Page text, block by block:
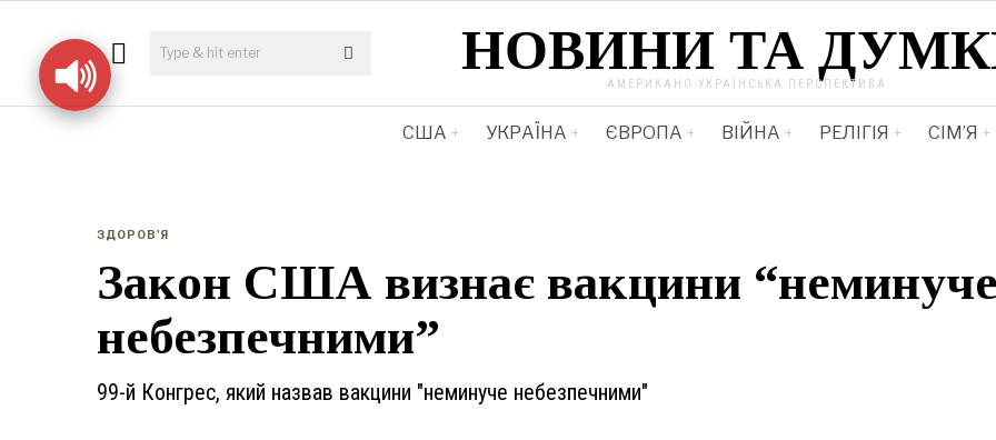
НОВИНИ ТА
АМЕРИКАНО-УКРАЇНСЬКА ПЕРСПЕКТИВА
США УКРАЇНА ЄВРОПА ВІЙНА РЕЛІГІЯ СІМ’Я
ЗДОРОВ'Я
Закон США визнає вакцини
небезпечними”
99-й Конгрес, який назвав вакцини "неминуче небезпечними"